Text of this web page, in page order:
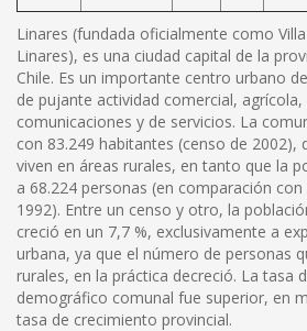
Linares (fundada oficialmente como
Linares), es una ciudad capital de la
Chile. Es un importante centro urbano
de pujante actividad comercial,
comunicaciones y de servicios. La
con 83.249 habitantes (censo de 2002),
viven en áreas rurales, en tanto que la
a 68.224 personas (en comparación
1992). Entre un censo y otro, la
creció en un 7,7 %, exclusivamente a
urbana, ya que el número de personas
rurales, en la práctica decreció. La tasa
demográfico comunal fue superior, en
tasa de crecimiento provincial.